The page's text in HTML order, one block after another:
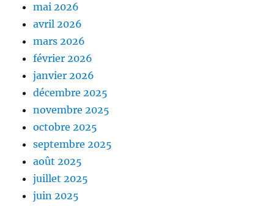
mai 2026
avril 2026
mars 2026
février 2026
janvier 2026
décembre 2025
novembre 2025
octobre 2025
septembre 2025
août 2025
juillet 2025
juin 2025